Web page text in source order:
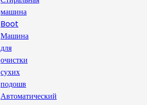
машина
Boot
Машина
для
очистки
сухих
подошв
Автоматический